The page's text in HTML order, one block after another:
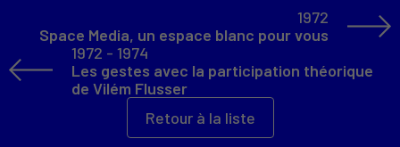
1972 - 1974
Les gestes avec la participation théorique
de Vilém Flusser
Retour à la liste
1972
Space Media, un espace blanc pour vous